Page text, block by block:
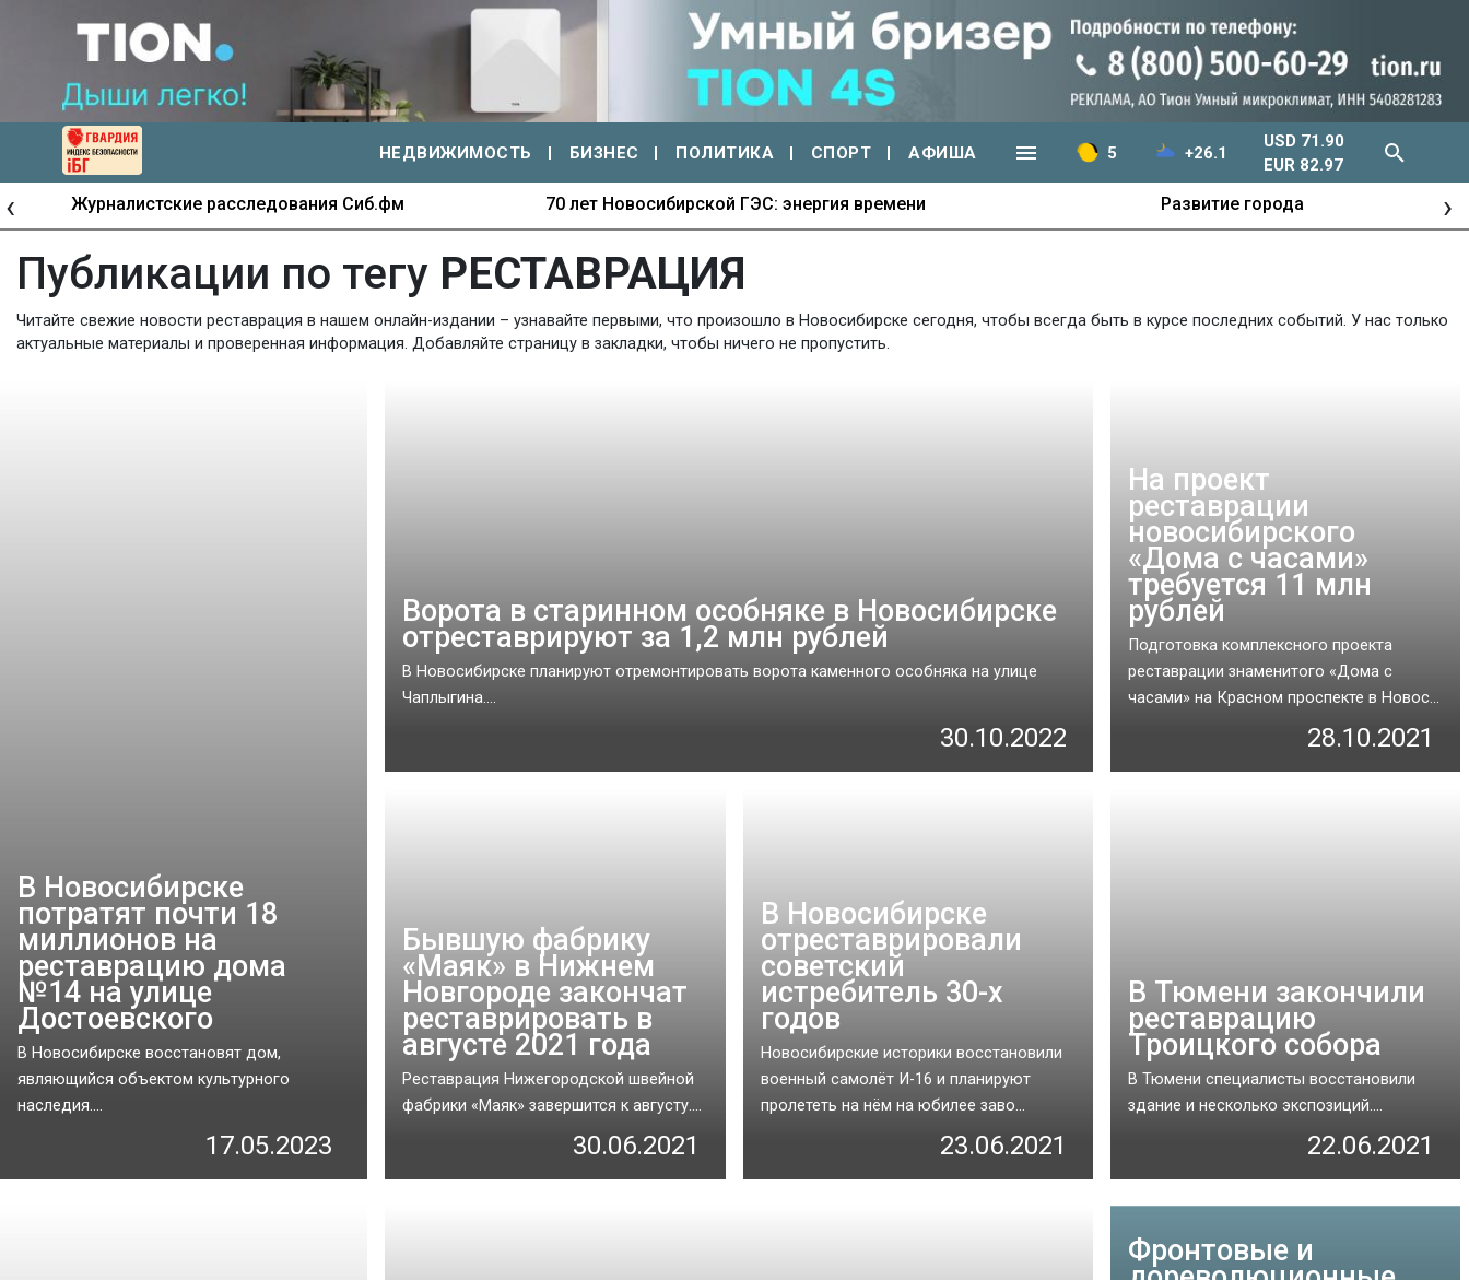
НЕДВИЖИМОСТЬ БИЗНЕС ПОЛИТИКА СПОРТ АФИША 5 +26.1
USD 71.90
EUR 82.97
Журналистские расследования Сиб.фм 70 лет Новосибирской ГЭС: энергия времени Развитие города
‹ ›
Публикации по тегу РЕСТАВРАЦИЯ
Читайте свежие новости реставрация в нашем онлайн-издании – узнавайте первыми, что произошло в Новосибирске сегодня, чтобы всегда быть в курсе последних событий. У нас только
актуальные материалы и проверенная информация. Добавляйте страницу в закладки, чтобы ничего не пропустить.
В Новосибирске
потратят почти 18
миллионов на
реставрацию дома
№14 на улице
Достоевского
В Новосибирске восстановят дом,
являющийся объектом культурного
наследия....
17.05.2023
Ворота в старинном особняке в Новосибирске
отреставрируют за 1,2 млн рублей
В Новосибирске планируют отремонтировать ворота каменного особняка на улице
Чаплыгина....
30.10.2022
На проект
реставрации
новосибирского
«Дома с часами»
требуется 11 млн
рублей
Подготовка комплексного проекта
реставрации знаменитого «Дома с
часами» на Красном проспекте в Новос...
28.10.2021
Бывшую фабрику
«Маяк» в Нижнем
Новгороде закончат
реставрировать в
августе 2021 года
Реставрация Нижегородской швейной
фабрики «Маяк» завершится к августу....
30.06.2021
В Новосибирске
отреставрировали
советский
истребитель 30-х
годов
Новосибирские историки восстановили
военный самолёт И-16 и планируют
пролететь на нём на юбилее заво...
23.06.2021
В Тюмени закончили
реставрацию
Троицкого собора
В Тюмени специалисты восстановили
здание и несколько экспозиций....
22.06.2021
Фронтовые и